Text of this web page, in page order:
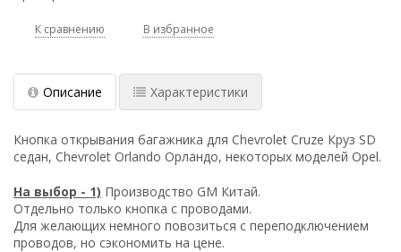
К сравнению В избранное
Описание Характеристики
Кнопка открывания багажника для Chevrolet Cruze Круз SD
седан, Chevrolet Orlando Орландо, некоторых моделей Opel.
На выбор - 1) Производство GM Китай.
Отдельно только кнопка с проводами.
Для желающих немного повозиться с переподключением
проводов, но сэкономить на цене.